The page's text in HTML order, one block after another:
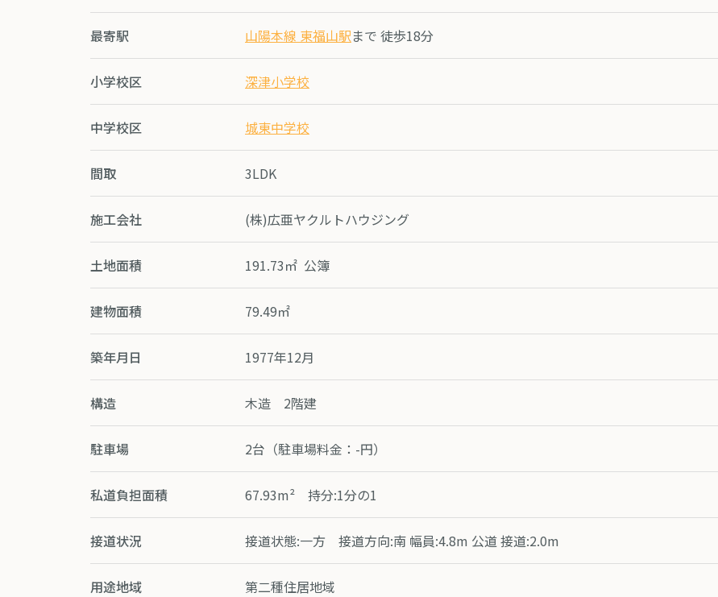
最寄駅 山陽本線 東福山駅まで 徒歩18分
小学校区 深津小学校
中学校区 城東中学校
間取 3LDK
施工会社 (株)広亜ヤクルトハウジング
土地面積 191.73㎡ 公簿
建物面積 79.49㎡
築年月日 1977年12月
構造 木造 2階建
駐車場 2台（駐車場料金：-円）
私道負担面積 67.93m² 持分:1分の1
接道状況 接道状態:一方 接道方向:南 幅員:4.8m 公道 接道:2.0m
用途地域 第二種住居地域